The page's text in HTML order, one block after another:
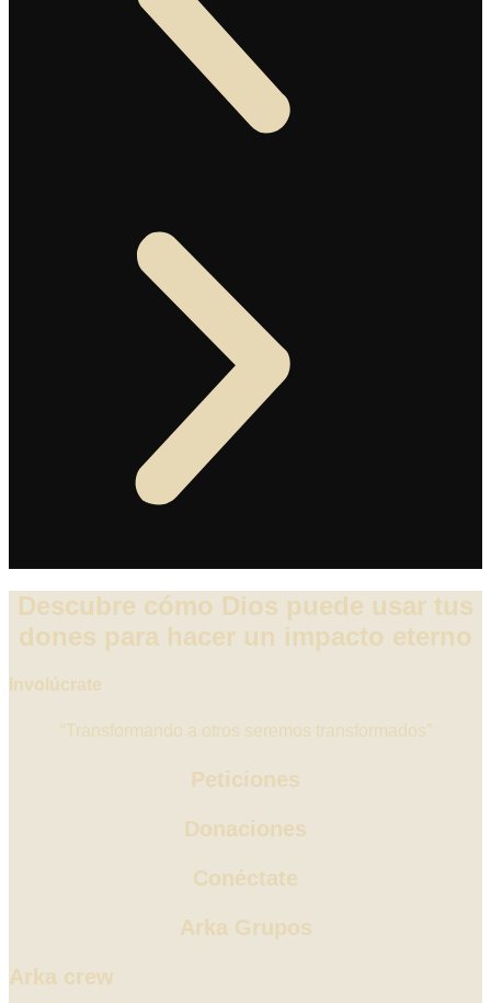
Descubre cómo Dios puede usar tus
dones para hacer un impacto eterno
Involúcrate
“Transformando a otros seremos transformados”
Peticiones
Donaciones
Conéctate
Arka Grupos
Arka crew